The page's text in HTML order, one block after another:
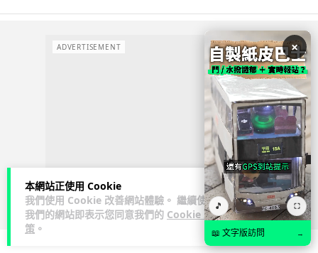
本網站正使用 Cookie
我們使用 Cookie 改善網站體驗。 繼續使用
我們的網站即表示您同意我們的 Cookie 政
策 。
ADVERTISEMENT ×
🎵 ⛶
📖 文字版訪問 →